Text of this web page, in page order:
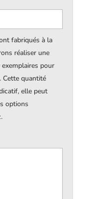
fabriqués à la
réaliser une
pour
Cette quantité
elle peut
options